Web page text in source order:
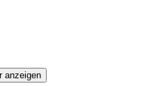
anzeigen